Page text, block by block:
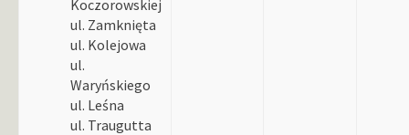
Koczorowskiej
ul. Zamknięta
ul. Kolejowa
ul.
Waryńskiego
ul. Leśna
ul. Traugutta